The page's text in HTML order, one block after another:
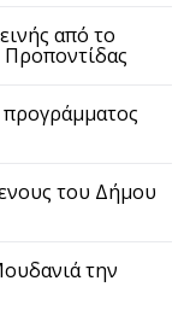
από το
του Δήμου
την